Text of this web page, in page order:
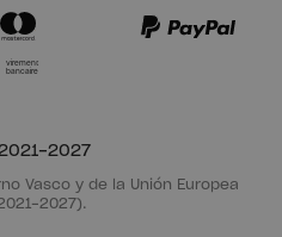
Virement
bancaire
2021-2027
Vasco y de la Unión Europea
2021-2027).